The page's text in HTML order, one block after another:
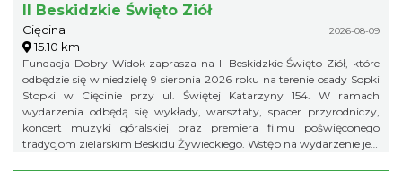
II Beskidzkie Święto Ziół
Cięcina 2026-08-09
15.10 km
Fundacja Dobry Widok zaprasza na II Beskidzkie Święto Ziół, które
odbędzie się w niedzielę 9 sierpnia 2026 roku na terenie osady Sopki
Stopki w Cięcinie przy ul. Świętej Katarzyny 154. W ramach
wydarzenia odbędą się wykłady, warsztaty, spacer przyrodniczy,
koncert muzyki góralskiej oraz premiera filmu poświęconego
tradycjom zielarskim Beskidu Żywieckiego. Wstęp na wydarzenie jest